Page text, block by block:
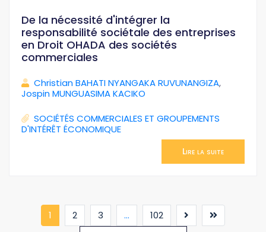
De la nécessité d'intégrer la
responsabilité sociétale des entreprises
en Droit OHADA des sociétés
commerciales
Christian BAHATI NYANGAKA RUVUNANGIZA,
Jospin MUNGUASIMA KACIKO
SOCIÉTÉS COMMERCIALES ET GROUPEMENTS
D'INTÉRÊT ÉCONOMIQUE
Lire la suite
1 (current)
2 3 ... 102